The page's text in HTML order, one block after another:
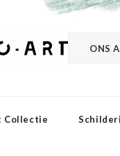
ONS
Collectie